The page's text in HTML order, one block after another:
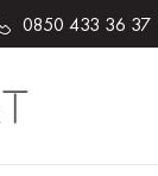
0850 433 36 37